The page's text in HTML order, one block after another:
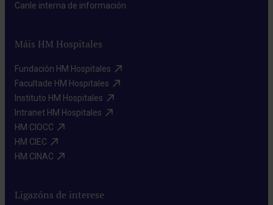
Canle interna de información​
Máis HM Hospitales
Fundación HM Hospitales​
Facultade HM Hospitales​
Instituto HM Hospitales​
Intranet HM Hospitales​
HM CIOCC​
HM CIEC​
HM CINAC​
Ligazóns de interese